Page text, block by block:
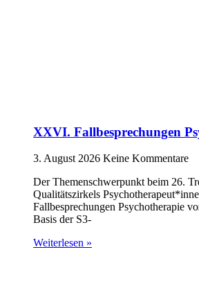
XXVI. Fallbesprechungen
3. August 2026 Keine Kommentare
Der Themenschwerpunkt beim 26.
Qualitätszirkels
Fallbesprechungen Psychotherapie
Basis der S3-
Weiterlesen »